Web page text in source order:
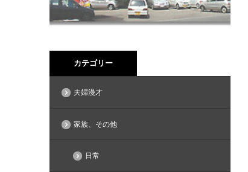
カテゴリー
夫婦漫才
家族、その他
日常